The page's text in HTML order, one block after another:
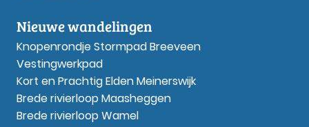
Nieuwe wandelingen
Knopenrondje Stormpad Breeveen
Vestingwerkpad
Kort en Prachtig Elden Meinerswijk
Brede rivierloop Maasheggen
Brede rivierloop Wamel